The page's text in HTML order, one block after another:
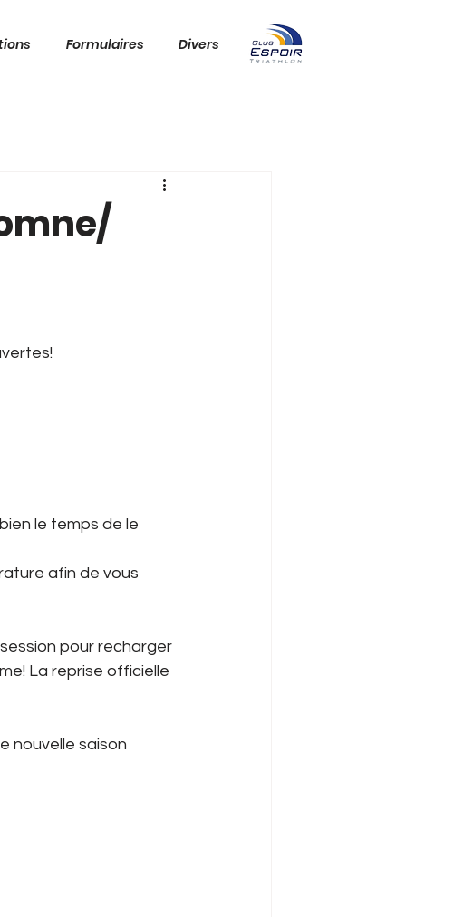
Formulaires Divers
le temps de le
afin de vous
pour recharger
La reprise officielle
nouvelle saison